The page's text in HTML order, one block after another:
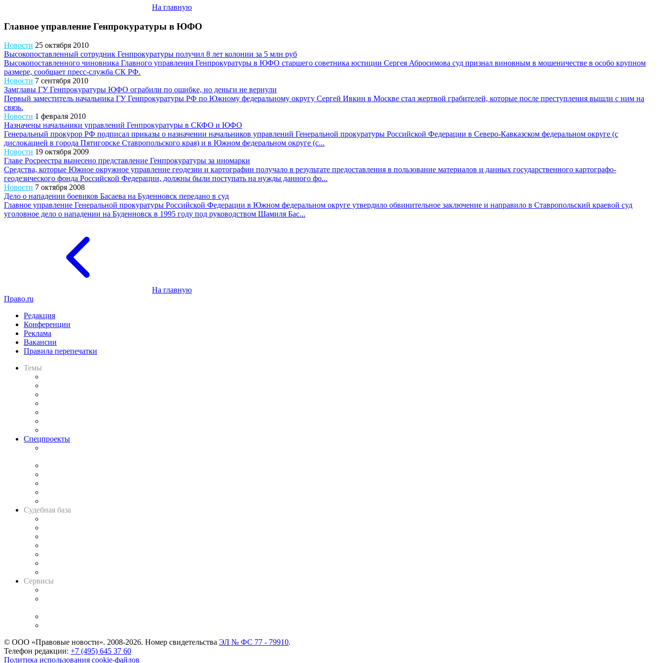
На главную
Главное управление Генпрокуратуры в ЮФО
Новости 25 октября 2010
Высокопоставленный сотрудник Генпрокуратуры получил 8 лет колонии за 5 млн руб
Высокопоставленного чиновника Главного управления Генпрокуратуры в ЮФО старшего советника юстиции Сергея Абросимова суд признал виновным в мошеничестве в особо крупном
размере, сообщает пресс-служба СК РФ.
Новости 7 сентября 2010
Замглавы ГУ Генпрокуратуры ЮФО ограбили по ошибке, но деньги не вернули
Первый заместитель начальника ГУ Генпрокуратуры РФ по Южному федеральному округу Сергей Ивкин в Москве стал жертвой грабителей, которые после преступления вышли с ним на
связь.
Новости 1 февраля 2010
Назначены начальники управлений Генпрокуратуры в СКФО и ЮФО
Генеральный прокурор РФ подписал приказы о назначении начальников управлений Генеральной прокуратуры Российской Федерации в Северо-Кавказском федеральном округе (с
дислокацией в города Пятигорске Ставропольского края) и в Южном федеральном округе (с...
Новости 19 октября 2009
Главе Росреестра вынесено представление Генпрокуратуры за иномарки
Средства, которые Южное окружное управление геодезии и картографии получало в результате предоставления в пользование материалов и данных государственного картографо-
геодезического фонда Российской Федерации, должны были поступать на нужды данного фо...
Новости 7 октября 2008
Дело о нападении боевиков Басаева на Буденновск передано в суд
Главное управление Генеральной прокуратуры Российской Федерации в Южном федеральном округе утвердило обвинительное заключение и направило в Ставропольский краевой суд
уголовное дело о нападении на Буденновск в 1995 году под руководством Шамиля Бас...
На главную
Право.ru
Редакция
Конференции
Реклама
Вакансии
Правила перепечатки
Темы
Спецпроекты
Судебная база
Сервисы
© ООО «Правовые новости». 2008-2026. Номер свидетельства ЭЛ № ФС 77 - 79910.
Телефон редакции: +7 (495) 645 37 60
Политика использования cookie-файлов